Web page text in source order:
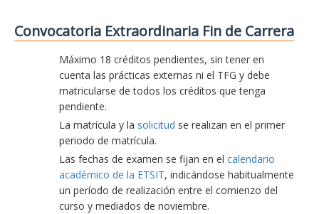
Convocatoria Extraordinaria Fin de Carrera
Máximo 18 créditos pendientes, sin tener en
cuenta las prácticas externas ni el TFG y debe
matricularse de todos los créditos que tenga
pendiente.
La matrícula y la solicitud se realizan en el primer
periodo de matrícula.
Las fechas de examen se fijan en el calendario
académico de la ETSIT, indicándose habitualmente
un período de realización entre el comienzo del
curso y mediados de noviembre.